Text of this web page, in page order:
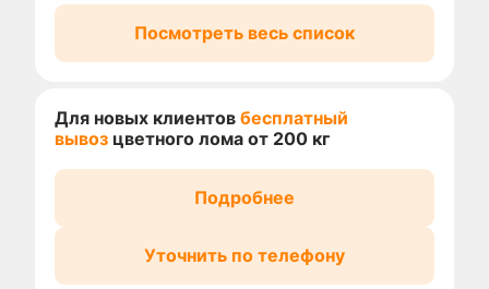
Посмотреть весь список
Для новых клиентов бесплатный
вывоз цветного лома от 200 кг
Подробнее
Уточнить по телефону